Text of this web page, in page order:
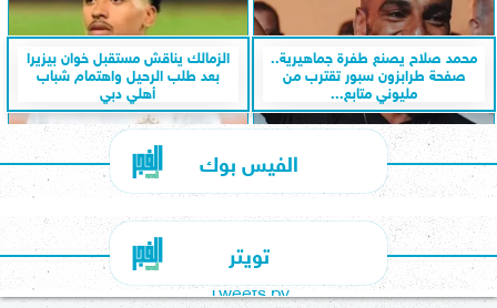
محمد صلاح يصنع طفرة جماهيرية..
صفحة طرابزون سبور تقترب من
مليوني متابع...
الزمالك يناقش مستقبل خوان بيزيرا
بعد طلب الرحيل واهتمام شباب
أهلي دبي
الفيس بوك
تويتر
Tweets by